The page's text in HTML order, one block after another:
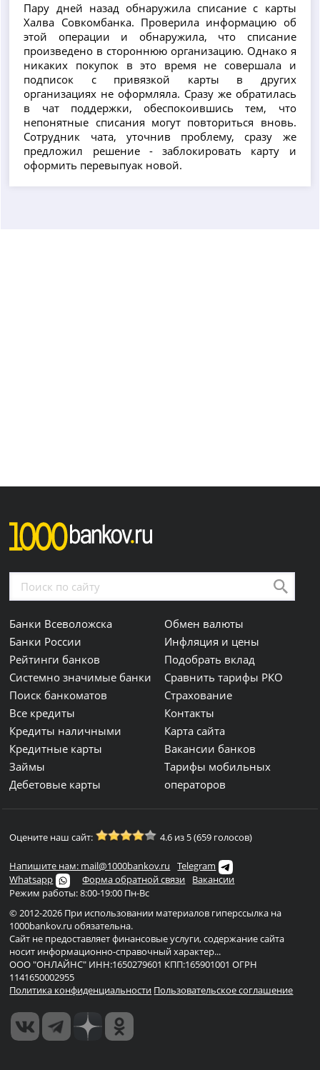
Пару дней назад обнаружила списание с карты
Халва Совкомбанка. Проверила информацию об
этой операции и обнаружила, что списание
произведено в стороннюю организацию. Однако я
никаких покупок в это время не совершала и
подписок с привязкой карты в других
организациях не оформляла. Сразу же обратилась
в чат поддержки, обеспокоившись тем, что
непонятные списания могут повториться вновь.
Сотрудник чата, уточнив проблему, сразу же
предложил решение - заблокировать карту и
оформить перевыпуак новой.
Банки Всеволожска
Банки России
Рейтинги банков
Системно значимые банки
Поиск банкоматов
Все кредиты
Кредиты наличными
Кредитные карты
Займы
Дебетовые карты
Обмен валюты
Инфляция и цены
Подобрать вклад
Сравнить тарифы РКО
Страхование
Контакты
Карта сайта
Вакансии банков
Тарифы мобильных
операторов
Оцените наш сайт: 4.6 из 5 (659 голосов)
Напишите нам: mail@1000bankov.ru
Telegram
Whatsapp
Форма обратной связи
Вакансии
Режим работы: 8:00-19:00 Пн-Вс
© 2012-2026 При использовании материалов гиперссылка на
1000bankov.ru обязательна.
Сайт не предоставляет финансовые услуги, содержание сайта
носит информационно-справочный характер...
ООО "ОНЛАЙНС" ИНН:1650279601 КПП:165901001 ОГРН
1141650002955
Политика конфиденциальности Пользовательское соглашение